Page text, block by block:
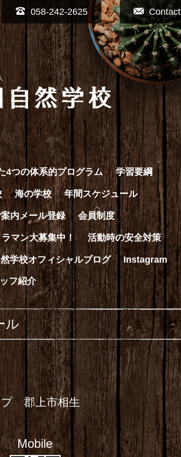
Contact
058-242-2625
4つの体系的プログラム 学習要綱
海の学校 年間スケジュール
内メール登録 会員制度
マン大募集中！ 活動時の安全対策
学校オフィシャルブログ Instagram
フ紹介
ル
郡上市相生
Mobile